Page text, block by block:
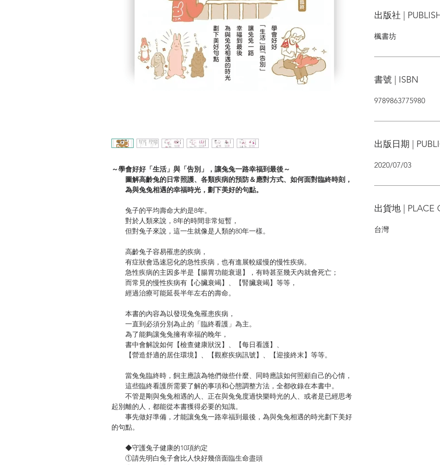
～學會好好「生活」與「告別」，讓兔兔一路幸福到最後～
圖解高齡兔的日常照護、各類疾病的預防＆應對方式、如何面對臨終時刻，
為與兔兔相遇的幸福時光，劃下美好的句點。
兔子的平均壽命大約是8年。
對於人類來說，8年的時間非常短暫，
但對兔子來說，這一生就像是人類的80年一樣。
高齡兔子容易罹患的疾病，
有症狀會迅速惡化的急性疾病，也有進展較緩慢的慢性疾病。
急性疾病的主因多半是【腸胃功能衰退】，有時甚至幾天內就會死亡；
而常見的慢性疾病有【心臟衰竭】、【腎臟衰竭】等等，
經過治療可能延長半年左右的壽命。
本書的內容為以發現兔兔罹患疾病，
一直到必須分別為止的「臨終看護」為主。
為了能夠讓兔兔擁有幸福的晚年，
書中會解說如何【檢查健康狀況】、【每日看護】、
【營造舒適的居住環境】、【觀察疾病訊號】、【迎接終末】等等。
當兔兔臨終時，飼主應該為牠們做些什麼、同時應該如何照顧自己的心情，
這些臨終看護所需要了解的事項和心態調整方法，全都收錄在本書中。
不管是剛與兔兔相遇的人、正在與兔兔度過快樂時光的人、或者是已經思考
起別離的人，都能從本書獲得必要的知識。
事先做好準備，才能讓兔兔一路幸福到最後，為與兔兔相遇的時光劃下美好
的句點。
◆守護兔子健康的10項約定
①請先明白兔子會比人快好幾倍面臨生命盡頭
出版社 |
楓書坊
書號 | ISBN
9789863775980
出版日期 |
2020/07/03
出貨地 | PLACE
台灣